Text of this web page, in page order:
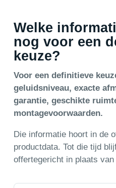
Welke
nog voor een
keuze?
Voor een definitieve
geluidsniveau, exacte
garantie, geschikte
montagevoorwaarden.
Die informatie hoort in de
productdata. Tot die tijd
offertegericht in plaats